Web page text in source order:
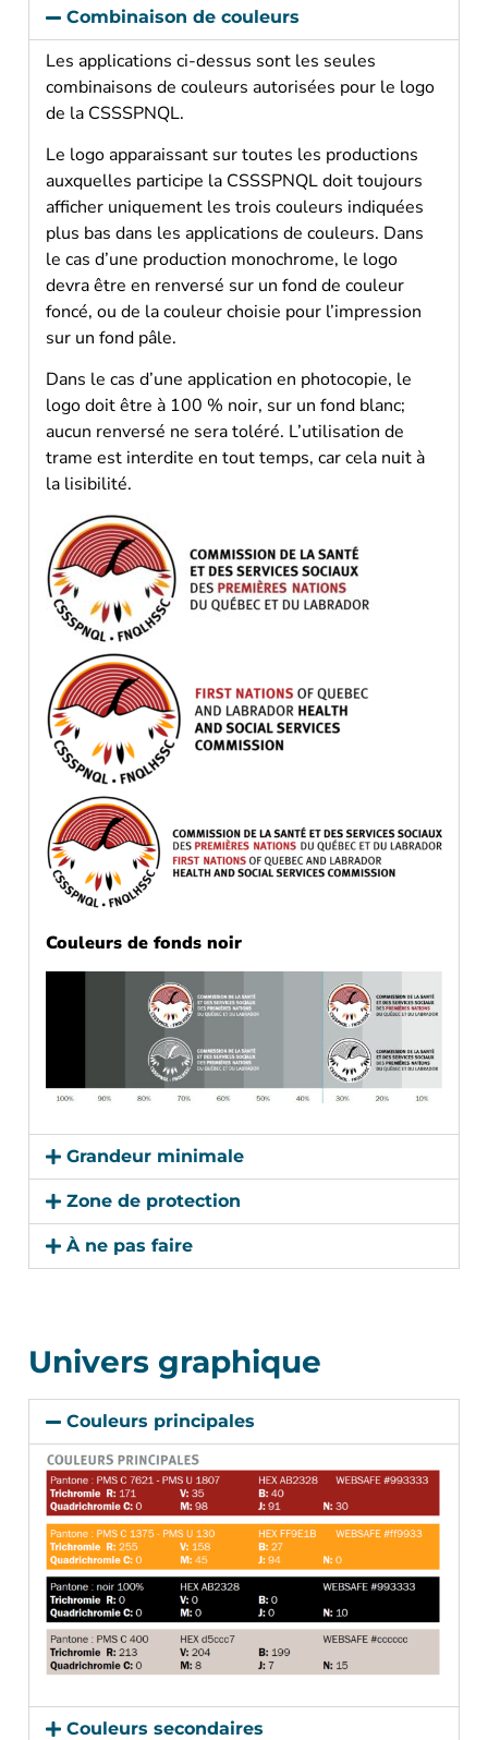
Combinaison de couleurs
Les applications ci-dessus sont les seules
combinaisons de couleurs autorisées pour le logo
de la CSSSPNQL.
Le logo apparaissant sur toutes les productions
auxquelles participe la CSSSPNQL doit toujours
afficher uniquement les trois couleurs indiquées
plus bas dans les applications de couleurs. Dans
le cas d’une production monochrome, le logo
devra être en renversé sur un fond de couleur
foncé, ou de la couleur choisie pour l’impression
sur un fond pâle.
Dans le cas d’une application en photocopie, le
logo doit être à 100 % noir, sur un fond blanc;
aucun renversé ne sera toléré. L’utilisation de
trame est interdite en tout temps, car cela nuit à
la lisibilité.
Couleurs de fonds noir
Grandeur minimale
Zone de protection
À ne pas faire
Univers graphique
Couleurs principales
Couleurs secondaires